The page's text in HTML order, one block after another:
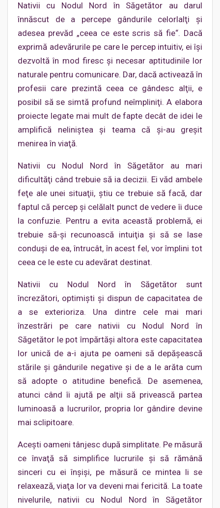
Nativii cu Nodul Nord în Săgetător au darul
înnăscut de a percepe gândurile celorlalţi şi
adesea prevăd „ceea ce este scris să fie“. Dacă
exprimă adevărurile pe care le percep intuitiv, ei îşi
dezvoltă în mod firesc şi necesar aptitudinile lor
naturale pentru comunicare. Dar, dacă activează în
profesii care prezintă ceea ce gândesc alţii, e
posibil să se simtă profund neîmpliniţi. A elabora
proiecte legate mai mult de fapte decât de idei le
amplifică neliniştea şi teama că şi-au greşit
menirea în viaţă.
Nativii cu Nodul Nord în Săgetător au mari
dificultăţi când trebuie să ia decizii. Ei văd ambele
feţe ale unei situaţii, ştiu ce trebuie să facă, dar
faptul că percep şi celălalt punct de vedere îi duce
la confuzie. Pentru a evita această problemă, ei
trebuie să-şi recunoască intuiţia şi să se lase
conduşi de ea, întrucât, în acest fel, vor împlini tot
ceea ce le este cu adevărat destinat.
Nativii cu Nodul Nord în Săgetător sunt
încrezători, optimişti şi dispun de capacitatea de
a se exterioriza. Una dintre cele mai mari
înzestrări pe care nativii cu Nodul Nord în
Săgetător le pot împărtăşi altora este capacitatea
lor unică de a-i ajuta pe oameni să depăşească
stările şi gândurile negative şi de a le arăta cum
să adopte o atitudine benefică. De asemenea,
atunci când îi ajută pe alţii să privească partea
luminoasă a lucrurilor, propria lor gândire devine
mai sclipitoare.
Aceşti oameni tânjesc după simplitate. Pe măsură
ce învaţă să simplifice lucrurile şi să rămână
sinceri cu ei înşişi, pe măsură ce mintea li se
relaxează, viaţa lor va deveni mai fericită. La toate
nivelurile, nativii cu Nodul Nord în Săgetător